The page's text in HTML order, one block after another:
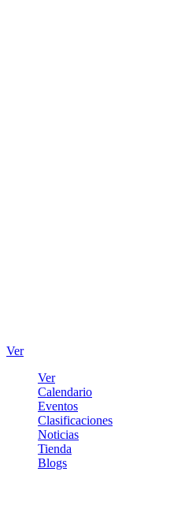
Ver
Ver
Calendario
Eventos
Clasificaciones
Noticias
Tienda
Blogs